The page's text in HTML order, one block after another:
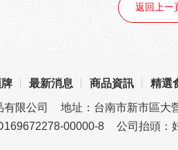
返回上一
最新消息 商品資訊 精選
限公司 地址：台南市新市區大
00000-8 公司抬頭：